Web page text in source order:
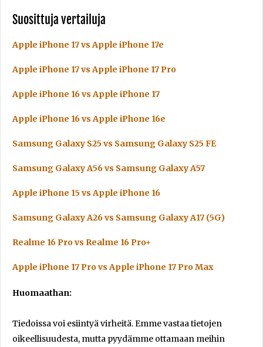
Suosittuja vertailuja
Apple iPhone 17 vs Apple iPhone 17e
Apple iPhone 17 vs Apple iPhone 17 Pro
Apple iPhone 16 vs Apple iPhone 17
Apple iPhone 16 vs Apple iPhone 16e
Samsung Galaxy S25 vs Samsung Galaxy S25 FE
Samsung Galaxy A56 vs Samsung Galaxy A57
Apple iPhone 15 vs Apple iPhone 16
Samsung Galaxy A26 vs Samsung Galaxy A17 (5G)
Realme 16 Pro vs Realme 16 Pro+
Apple iPhone 17 Pro vs Apple iPhone 17 Pro Max
Huomaathan:
Tiedoissa voi esiintyä virheitä. Emme vastaa tietojen
oikeellisuudesta, mutta pyydämme ottamaan meihin